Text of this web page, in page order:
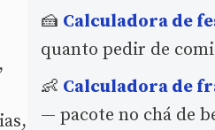
🍰 Calculadora de
quanto pedir de
👶 Calculadora de
— pacote no chá de